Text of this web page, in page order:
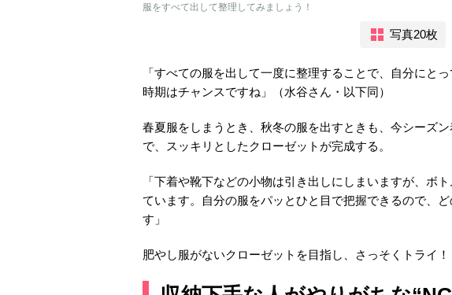
服をすべて出して整理してみましょう！
写真20枚
「すべての服を出して一度に整理することで、自分にと
時期はチャンスですね」（水谷さん・以下同）
春夏服をしまうとき、秋冬の服を出すときも、今シーズ
で、スッキリとしたクローゼットが完成する。
「下着や靴下などの小物は引き出しにしまいますが、ボ
ています。自分の服をパッとひと目で把握できるので、
す」
肥やし服がないクローゼットを目指し、さっそくトライ！